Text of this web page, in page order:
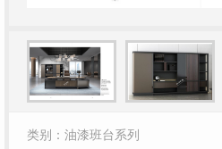
类别：油漆班台系列